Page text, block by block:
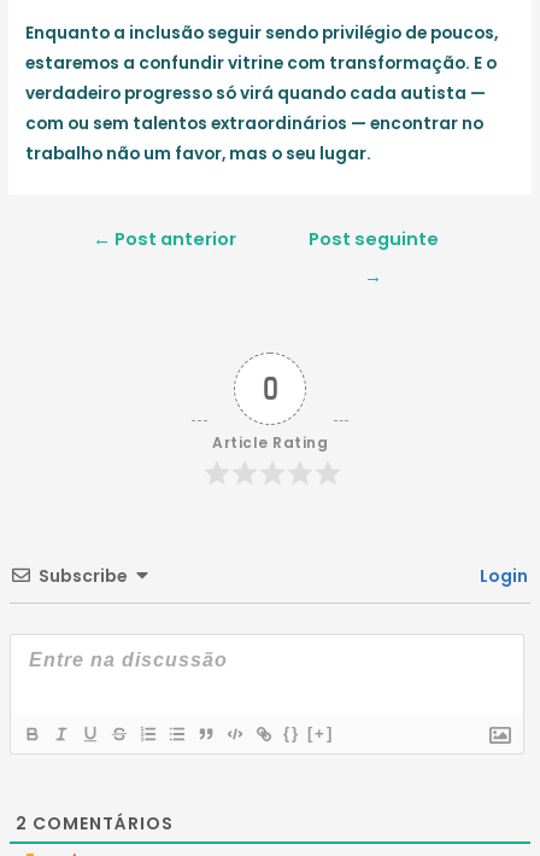
Enquanto a inclusão seguir sendo privilégio de poucos,
estaremos a confundir vitrine com transformação. E o
verdadeiro progresso só virá quando cada autista —
com ou sem talentos extraordinários — encontrar no
trabalho não um favor, mas o seu lugar.
Navegação
← Post anterior
Post seguinte
→
0
Article Rating
Subscribe Login
{} [+]
2 COMENTÁRIOS